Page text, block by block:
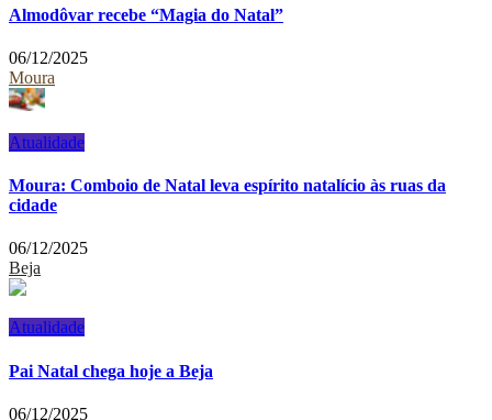
Almodôvar recebe “Magia do Natal”
06/12/2025
Moura
Atualidade
Moura: Comboio de Natal leva espírito natalício às ruas da
cidade
06/12/2025
Beja
Atualidade
Pai Natal chega hoje a Beja
06/12/2025